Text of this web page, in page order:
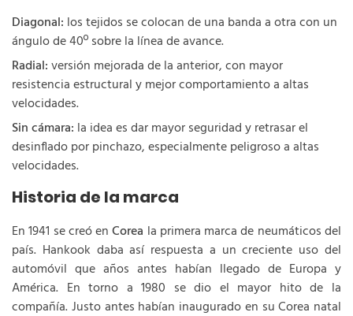
Diagonal: los tejidos se colocan de una banda a otra con un
ángulo de 40º sobre la línea de avance.
Radial:versión mejorada de la anterior, con mayor
resistencia estructural y mejor comportamiento a altas
velocidades.
Sin cámara: la idea es dar mayor seguridad y retrasar el
desinflado por pinchazo, especialmente peligroso a altas
velocidades.
Historia de la marca
En 1941 se creó enCorea la primera marca de neumáticos del
país. Hankook daba así respuesta a un creciente uso del
automóvil que años antes habían llegado de Europa y
América. En torno a 1980 se dio el mayor hito de la
compañía. Justo antes habían inaugurado en su Corea natal